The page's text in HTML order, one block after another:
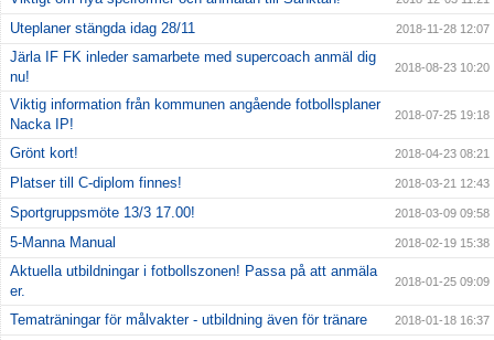
Uteplaner stängda idag 28/11 2018-11-28 12:07
Järla IF FK inleder samarbete med supercoach anmäl dig
nu!
2018-08-23 10:20
Viktig information från kommunen angående fotbollsplaner
Nacka IP!
2018-07-25 19:18
Grönt kort! 2018-04-23 08:21
Platser till C-diplom finnes! 2018-03-21 12:43
Sportgruppsmöte 13/3 17.00! 2018-03-09 09:58
5-Manna Manual 2018-02-19 15:38
Aktuella utbildningar i fotbollszonen! Passa på att anmäla
er.
2018-01-25 09:09
Tematräningar för målvakter - utbildning även för tränare 2018-01-18 16:37